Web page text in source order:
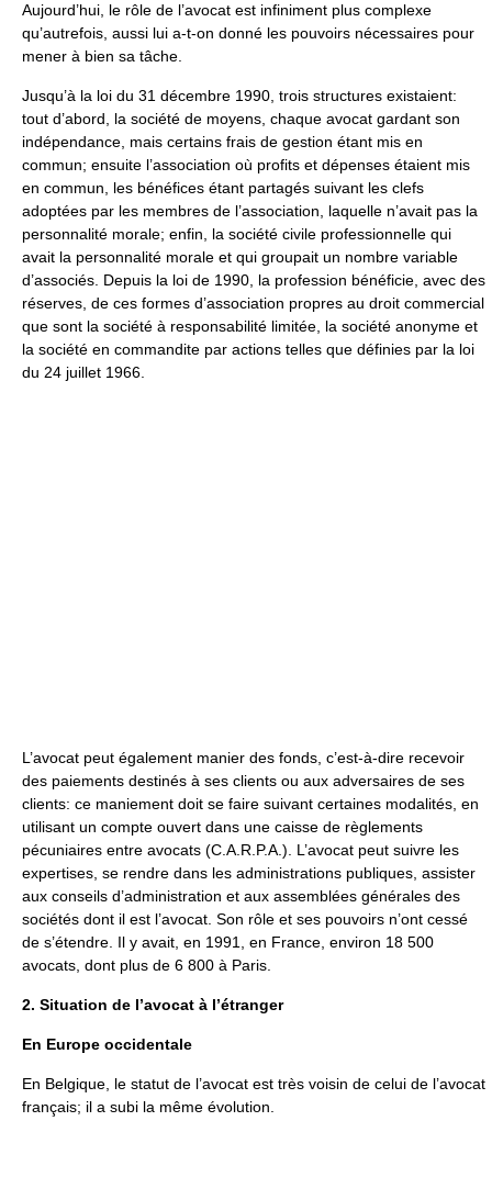
Aujourd’hui, le rôle de l’avocat est infiniment plus complexe
qu’autrefois, aussi lui a-t-on donné les pouvoirs nécessaires pour
mener à bien sa tâche.
Jusqu’à la loi du 31 décembre 1990, trois structures existaient:
tout d’abord, la société de moyens, chaque avocat gardant son
indépendance, mais certains frais de gestion étant mis en
commun; ensuite l’association où profits et dépenses étaient mis
en commun, les bénéfices étant partagés suivant les clefs
adoptées par les membres de l’association, laquelle n’avait pas la
personnalité morale; enfin, la société civile professionnelle qui
avait la personnalité morale et qui groupait un nombre variable
d’associés. Depuis la loi de 1990, la profession bénéficie, avec des
réserves, de ces formes d’association propres au droit commercial
que sont la société à responsabilité limitée, la société anonyme et
la société en commandite par actions telles que définies par la loi
du 24 juillet 1966.
L’avocat peut également manier des fonds, c’est-à-dire recevoir
des paiements destinés à ses clients ou aux adversaires de ses
clients: ce maniement doit se faire suivant certaines modalités, en
utilisant un compte ouvert dans une caisse de règlements
pécuniaires entre avocats (C.A.R.P.A.). L’avocat peut suivre les
expertises, se rendre dans les administrations publiques, assister
aux conseils d’administration et aux assemblées générales des
sociétés dont il est l’avocat. Son rôle et ses pouvoirs n’ont cessé
de s’étendre. Il y avait, en 1991, en France, environ 18 500
avocats, dont plus de 6 800 à Paris.
2. Situation de l’avocat à l’étranger
En Europe occidentale
En Belgique, le statut de l’avocat est très voisin de celui de l’avocat
français; il a subi la même évolution.